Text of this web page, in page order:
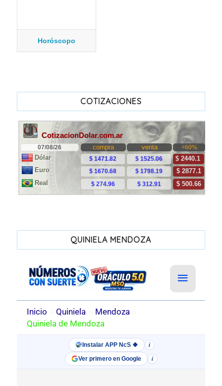
Horóscopo
COTIZACIONES
QUINIELA MENDOZA